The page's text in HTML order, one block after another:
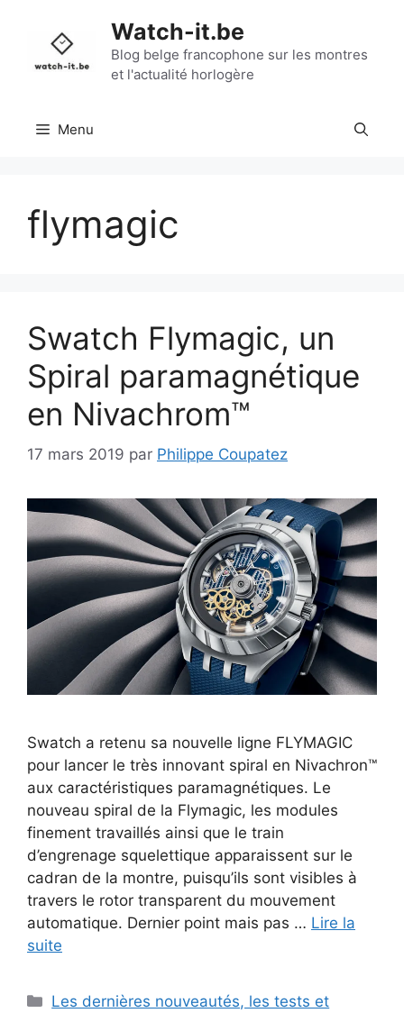
contenu
Watch-it.be
Blog belge francophone sur les montres
et l'actualité horlogère
Menu
flymagic
Swatch Flymagic, un
Spiral paramagnétique
en Nivachrom™
17 mars 2019 par Philippe Coupatez
Swatch a retenu sa nouvelle ligne FLYMAGIC
pour lancer le très innovant spiral en Nivachron™
aux caractéristiques paramagnétiques. Le
nouveau spiral de la Flymagic, les modules
finement travaillés ainsi que le train
d’engrenage squelettique apparaissent sur le
cadran de la montre, puisqu’ils sont visibles à
travers le rotor transparent du mouvement
automatique. Dernier point mais pas … Lire la
suite
Catégories
Les dernières nouveautés, les tests et